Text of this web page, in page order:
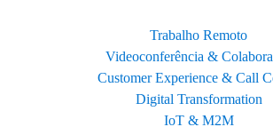
Trabalho Remoto
Videoconferência &
Customer Experience & Call
Digital Transformation
IoT & M2M